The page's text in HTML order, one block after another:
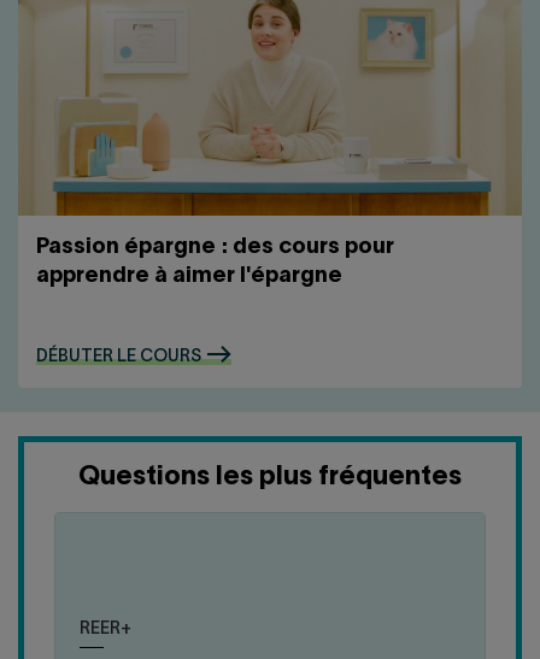
Passion épargne : des cours pour
apprendre à aimer l'épargne
DÉBUTER LE COURS
Questions les plus fréquentes
REER+
vous donner une économie d'impôt variant entre